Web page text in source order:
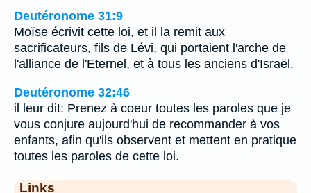
Deutéronome 31:9
Moïse écrivit cette loi, et il la remit aux
sacrificateurs, fils de Lévi, qui portaient l'arche de
l'alliance de l'Eternel, et à tous les anciens d'Israël.
Deutéronome 32:46
il leur dit: Prenez à coeur toutes les paroles que je
vous conjure aujourd'hui de recommander à vos
enfants, afin qu'ils observent et mettent en pratique
toutes les paroles de cette loi.
Links